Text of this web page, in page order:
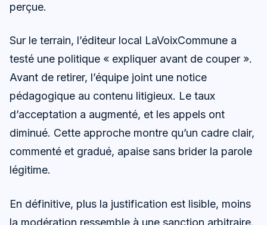
perçue.
Sur le terrain, l’éditeur local LaVoixCommune a
testé une politique « expliquer avant de couper ».
Avant de retirer, l’équipe joint une notice
pédagogique au contenu litigieux. Le taux
d’acceptation a augmenté, et les appels ont
diminué. Cette approche montre qu’un cadre clair,
commenté et gradué, apaise sans brider la parole
légitime.
En définitive, plus la justification est lisible, moins
la modération ressemble à une sanction arbitraire.